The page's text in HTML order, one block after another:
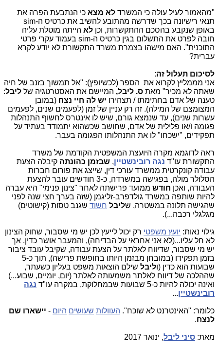
"מהאמור לעיל עולה כי המשרד לא מצא כי הנתבעת הפרה את
תנאי רישיונה בכך שדרשה מהתובע להשיב את כרטיס ה-sim
באופן שנקבע בהסכם ההתקשרות, וכן לא הייתה מוטלת עליה
חובה לפרט את התשלום בגין כרטיס ה-sim בעמוד עקרי פרטי
התוכנית". האם מישהו בצמרת משרד התקשורת לא יודע לקרא
עברית?
לסיכום תעלול זה:
אני מממליץ לקרוא את הספר (לכשיופץ): "אל תמשוך בזנב של חיה
שאתה לא מכיר" מאת ס. ליבל, המיישם את האסטרטגיה של ליבל:
טענה של אדם בחתימתו / תצהירו יש לה חיי נצח (במובן
המצומצם של המילה). זה רק עניין של זמן (לפעמים שנים, לפעמים
עשרות שנים), עד שנמצא גורם, שיש לו אינטרס לחשוף התנהלות
פגומה ו/או פלילית של אדם, שחושב שכשהוא יתמודד בעתיד על
תפקידים, "ישכחו" לו את התנהלותו הפגומה בעבר.
ראה לדוגמא מקרה היועצת המשפטית הקודמת של משרד
התקשורת עו"ד נגה רובינשטיין, שבזמן כהונתה קיבלה הצעת
עבודה קונקרטית ממשרד עורכי דין, שייצג את פורום חברות
הסלולר מולה, בפגישה במשרדה, כ-3 חודשים עובר להצעת
העבודה, ואכן חודש ממועד פרישתה לאחר "צינון פנימי" היא עברה
להיות שותפה במשרד גולדפרב-זליגמן (שזה בערך חצי שנה לפני
שהגישה תלונה במשטרה, שליבל חשוד שגנב טסות (קישוטים)
מגלגלי רכבה...).
גילוי נאות: יועץ משפטי רק יכול לייעץ לכן יש מי שסבור, שחוק הצינון
לא חל עליו...(לא אני אחראי על הבדיחה), והמעבר אושר כדין. אך
יש מי שסבור, שדיווח לאלתר על הצעת עבודה, שקיבל עובד ציבור
בזמן תפקידו (במובחן מבזמן היותו בחופשת פרישה), תוך כ-5
שבועות הוא כדין (וליבל שילם הוצאות משפט בעליון כשעתר,
שההלכה של דיווח לאלתר משמעותה לאלתר (יום, יומיים, שבוע...)
ואינה יכולה להיות כ-5 שבועות שבמחלוקת, במקרה עו"ד
נגה
רובינשטיין...
כלומר: "האינטרנט לא שוכח". העוולות שעושים היום - יישארו שם
לנצח.
מאת: סיני ליבל, ינואר 2017